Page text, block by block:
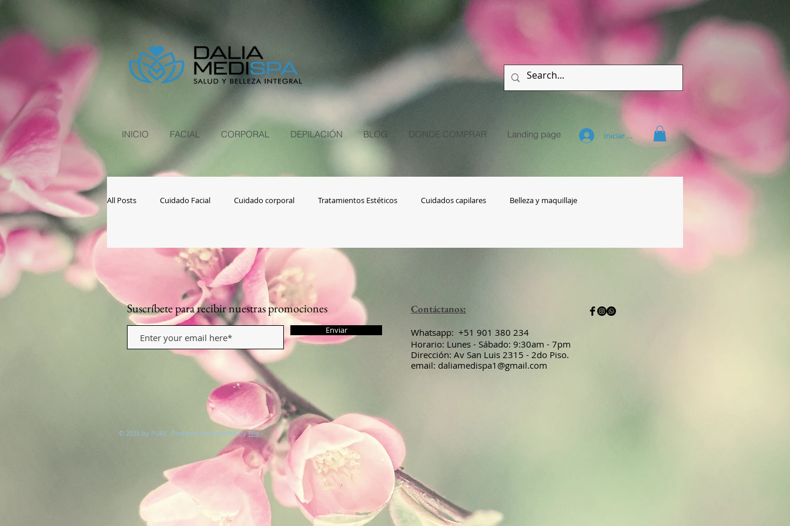
INICIO FACIAL CORPORAL DEPILACIÓN BLOG DONDE COMPRAR Landing page Iniciar sesión
All Posts Cuidado Facial Cuidado corporal Tratamientos Estéticos Cuidados capilares Belleza y maquillaje
Salud y Bienestar Consejos y tips Adulto mayor Depilación
Suscríbete para recibir nuestras promociones
Enviar
Contáctanos:
​​​​​​​​​​​​​​​​​​​​Whatsapp: +51 901 380 234
Horario: Lunes - Sábado: 9:30am - 7pm
Dirección: Av San Luis 2315 - 2do Piso.
email: daliamedispa1@gmail.com
© 2035 by PURE. Powered and secured byWix